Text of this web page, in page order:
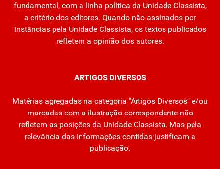
fundamental, com a linha política da Unidade Classista,
a critério dos editores. Quando não assinados por
instâncias pela Unidade Classista, os textos publicados
refletem a opinião dos autores.
ARTIGOS DIVERSOS
Matérias agregadas na categoria "Artigos Diversos" e/ou
marcadas com a ilustração correspondente não
refletem as posições da Unidade Classista. Mas pela
relevância das informações contidas justificam a
publicação.